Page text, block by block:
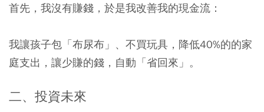
首先，我沒有賺錢，於是我改善我的現金流：
我讓孩子包「布尿布」、不買玩具，降低40%的的家
庭支出，讓少賺的錢，自動「省回來」。
二、投資未來